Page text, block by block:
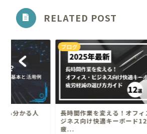
RELATED POST
も分かる人
ブログ
長時間作業を変える！オフィ
ジネス向け快適キーボード
疲...